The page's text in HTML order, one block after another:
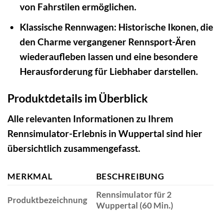
von Fahrstilen ermöglichen.
Klassische Rennwagen: Historische Ikonen, die
den Charme vergangener Rennsport-Ären
wiederaufleben lassen und eine besondere
Herausforderung für Liebhaber darstellen.
Produktdetails im Überblick
Alle relevanten Informationen zu Ihrem
Rennsimulator-Erlebnis in Wuppertal sind hier
übersichtlich zusammengefasst.
MERKMAL BESCHREIBUNG
Produktbezeichnung
Rennsimulator für 2
Wuppertal (60 Min.)